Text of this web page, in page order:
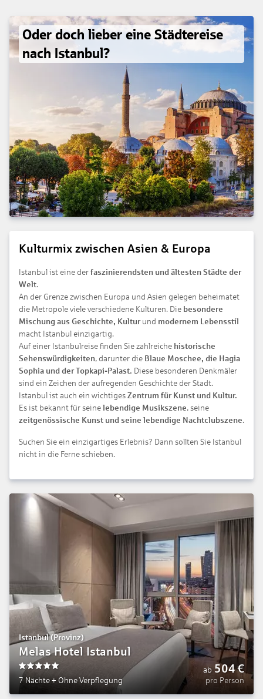
Oder doch lieber eine Städtereise
nach Istanbul?
Kulturmix zwischen Asien & Europa
Istanbul ist eine der faszinierendsten und ältesten Städte der
Welt.
An der Grenze zwischen Europa und Asien gelegen beheimatet
die Metropole viele verschiedene Kulturen. Die besondere
Mischung aus Geschichte, Kulturund modernem Lebensstil
macht Istanbul einzigartig.
Auf einer Istanbulreise finden Sie zahlreiche historische
Sehenswürdigkeiten, darunter die Blaue Moschee, die Hagia
Sophia und der Topkapi-Palast. Diese besonderen Denkmäler
sind ein Zeichen der aufregenden Geschichte der Stadt.
Istanbul ist auch ein wichtiges Zentrum für Kunst und Kultur.
Es ist bekannt für seine lebendige Musikszene, seine
zeitgenössische Kunst und seine lebendige Nachtclubszene.
Suchen Sie ein einzigartiges Erlebnis? Dann sollten Sie Istanbul
nicht in die Ferne schieben.
Istanbul (Provinz)
Melas Hotel Istanbul
5
7 Nächte + Ohne Verpflegung
ab 504€
pro Person